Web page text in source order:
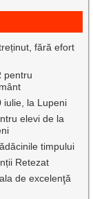
fără efort
pentru
iulie, la Lupeni
elevi de la
timpului
Retezat
de excelenţă